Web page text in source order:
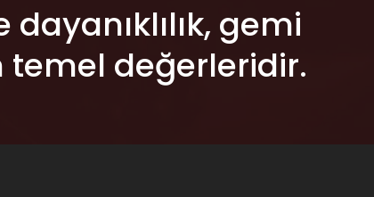
gemi
değerleridir.​